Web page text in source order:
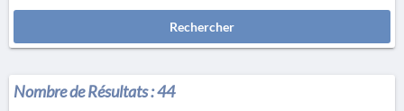
Rechercher
Nombre de Résultats :44